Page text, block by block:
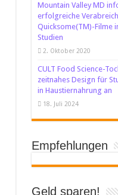
Mountain Valley MD
erfolgreiche
Quicksome(TM)-Filme
Studien
2. Oktober 2020
CULT Food Science-
zeitnahes Design für
in Haustiernahrung an
18. Juli 2024
Empfehlungen
Geld sparen!